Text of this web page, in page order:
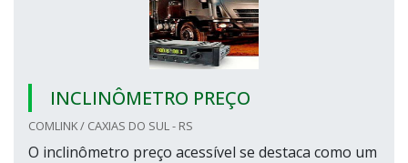
INCLINÔMETRO PREÇO
COMLINK / CAXIAS DO SUL - RS
O inclinômetro preço acessível se destaca como um